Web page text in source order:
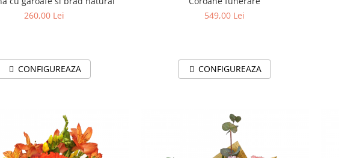
260,00 Lei
CONFIGUREAZA
549,00 Lei
CONFIGUREAZA